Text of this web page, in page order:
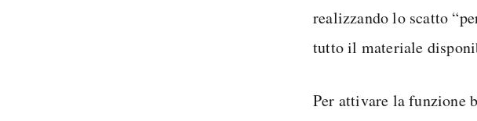
realizzando lo scatto
tutto il materiale
Per attivare la funzione